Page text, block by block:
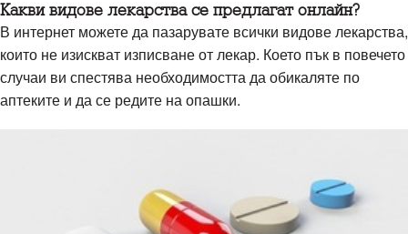
Какви видове лекарства се предлагат онлайн?
В интернет можете да пазарувате всички видове лекарства,
които не изискват изписване от лекар. Което пък в повечето
случаи ви спестява необходимостта да обикаляте по
аптеките и да се редите на опашки.